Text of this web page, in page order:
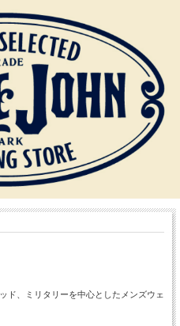
ド、ミリタリーを中心としたメンズウェ